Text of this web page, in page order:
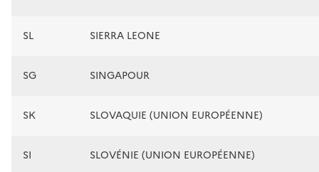
SL SIERRA LEONE
SG SINGAPOUR
SK SLOVAQUIE (UNION EUROPÉENNE)
SI SLOVÉNIE (UNION EUROPÉENNE)